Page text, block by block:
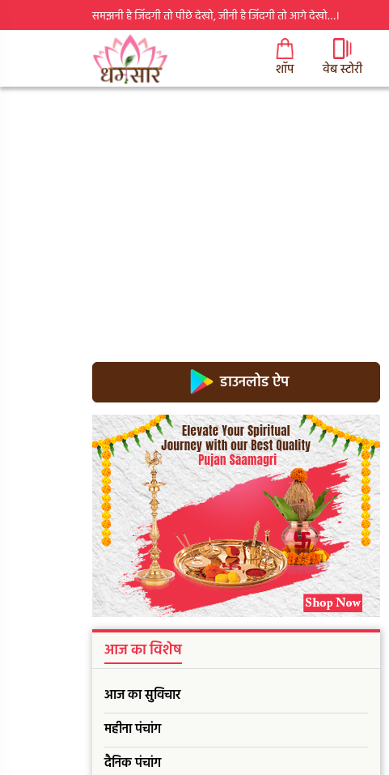
समझनी है जिंदगी तो पीछे देखो, जीनी है जिंदगी तो आगे देखो…।
शॉप वेब स्टोरी
डाउनलोड ऐप
आज का विशेष
आज का सुविचार
महीना पंचांग
दैनिक पंचांग